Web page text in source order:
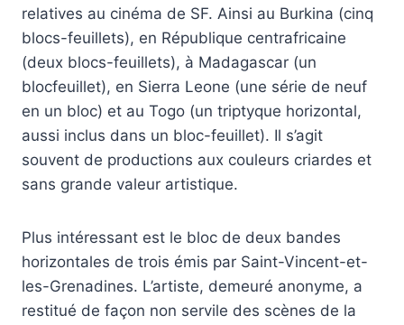
relatives au cinéma de SF. Ainsi au Burkina (cinq
blocs-feuillets), en République centrafricaine
(deux blocs-feuillets), à Madagascar (un
blocfeuillet), en Sierra Leone (une série de neuf
en un bloc) et au Togo (un triptyque horizontal,
aussi inclus dans un bloc-feuillet). Il s’agit
souvent de productions aux couleurs criardes et
sans grande valeur artistique.
Plus intéressant est le bloc de deux bandes
horizontales de trois émis par Saint-Vincent-et-
les-Grenadines. L’artiste, demeuré anonyme, a
restitué de façon non servile des scènes de la